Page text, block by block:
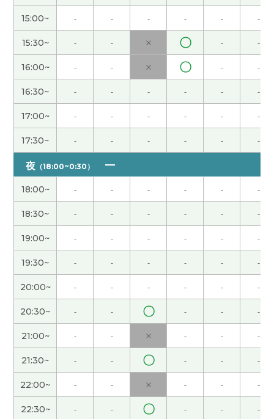
ありがとうございました！！ ( 20代 男性 )
ありがとうございました！ ( 20代 男性 )
楽しいレッスンどうもありがとうございました。(
70代 男性 )
在Teams上无法联系，但可以使用链接吗？
https://teams.microsoft.com/meet/47042555752028?
p=3XIAuTohFXdSKfgisy 会議 ID: 470 425 557 520
28 パスコード: 6YD2kD3d
谢谢您
非常感谢，老师这次也给了我上课。跟您学习汉语
我很开心。通过跟老师说话我学到了很多词汇，语
法和发音。 你的两只猫非常可爱，它们两个一起的
话，不会寂寞，这么好。下次也请多关照。
( 女性 )
他是非常好老师，他的上课非常好！很开心了。他
能说日语 我听不懂的话，他帮助我的理解。我想他
的上课，再次机会。谢谢！
谢谢您的课。下次也请多关照。
谢谢你的课。下次也请多关照。 ( 50代 男性 )
15:00~ - - - - - -
15:30~ - - × 〇 - -
16:00~ - - × 〇 - -
16:30~ - - - - - -
17:00~ - - - - - -
17:30~ - - - - - -
夜 （18:00~0:30）
18:00~ - - - - - -
18:30~ - - - - - -
19:00~ - - - - - -
19:30~ - - - - - -
20:00~ - - - - - -
20:30~ - - 〇 - - -
21:00~ - - × - - -
21:30~ - - 〇 - - -
22:00~ - - × - - -
22:30~ - - 〇 - - -